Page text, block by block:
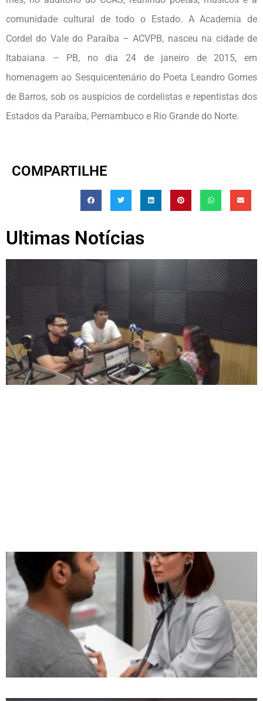
comunidade cultural de todo o Estado. A Academia de
Cordel do Vale do Paraíba – ACVPB, nasceu na cidade de
Itabaiana – PB, no dia 24 de janeiro de 2015, em
homenagem ao Sesquicentenário do Poeta Leandro Gomes
de Barros, sob os auspícios de cordelistas e repentistas dos
Estados da Paraíba, Pernambuco e Rio Grande do Norte.
COMPARTILHE
Ultimas Notícias